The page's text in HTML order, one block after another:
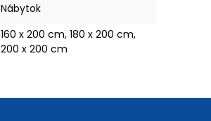
Nábytok
160 x 200 cm, 180 x 200 cm,
200 x 200 cm